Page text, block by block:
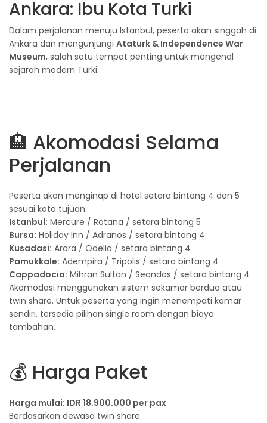
Ankara: Ibu Kota Turki
Dalam perjalanan menuju Istanbul, peserta akan singgah di
Ankara dan mengunjungi Ataturk & Independence War
Museum, salah satu tempat penting untuk mengenal
sejarah modern Turki.
🏨 Akomodasi Selama
Perjalanan
Peserta akan menginap di hotel setara bintang 4 dan 5
sesuai kota tujuan:
Istanbul: Mercure / Rotana / setara bintang 5
Bursa: Holiday Inn / Adranos / setara bintang 4
Kusadasi: Arora / Odelia / setara bintang 4
Pamukkale: Adempira / Tripolis / setara bintang 4
Cappadocia: Mihran Sultan / Seandos / setara bintang 4
Akomodasi menggunakan sistem sekamar berdua atau
twin share. Untuk peserta yang ingin menempati kamar
sendiri, tersedia pilihan single room dengan biaya
tambahan.
💰 Harga Paket
Harga mulai: IDR 18.900.000 per pax
Berdasarkan dewasa twin share.